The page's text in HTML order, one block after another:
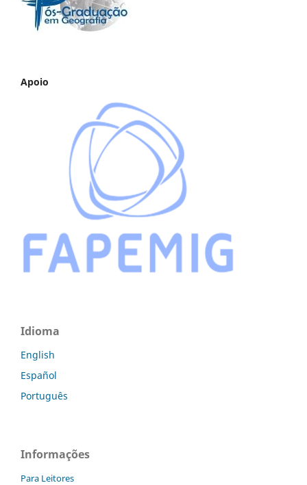
Apoio
Idioma
English
Español
Português
Informações
Para Leitores